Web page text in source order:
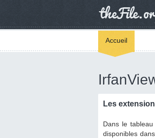
Accueil
Les
Dans le
disponibles